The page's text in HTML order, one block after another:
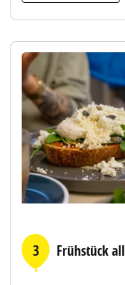
3 Frühstück